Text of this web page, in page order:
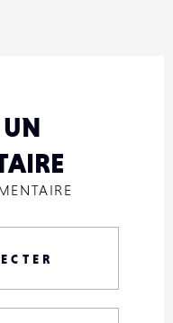
UN